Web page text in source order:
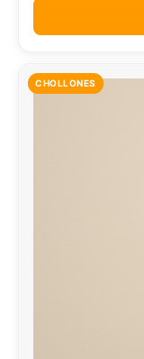
CHOLLONES